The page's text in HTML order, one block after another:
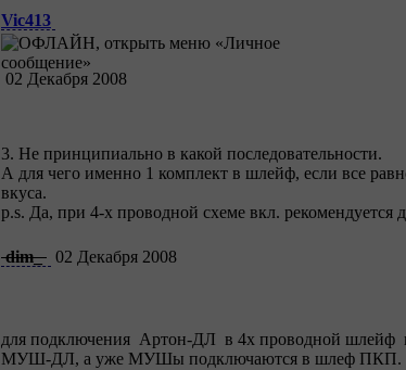
Vic413
02 Декабря 2008
3. Не принципиально в какой последовательности.
А для чего именно 1 комплект в шлейф, если все
вкуса.
p.s. Да, при 4-х проводной схеме вкл.
dim_ 02 Декабря 2008
для подключения Артон-ДЛ в 4х проводной шлейф
МУШ-ДЛ, а уже МУШы подключаются в шлеф ПКП.